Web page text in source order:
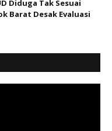
Diduga Tak Sesuai
Barat Desak Evaluasi